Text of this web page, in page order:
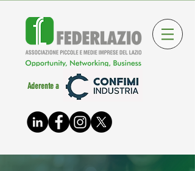
Aderente a